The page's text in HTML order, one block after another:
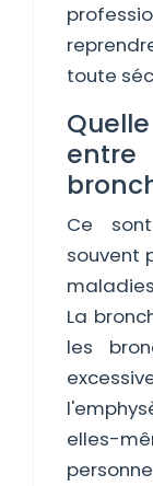
toute
Ce
souvent
La
les
elles-